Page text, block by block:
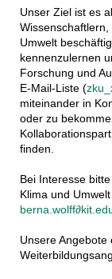
Unser Ziel ist es
Umwelt
kennenzulernen
Forschung und
E-Mail-Liste (
miteinander in
oder zu
finden.
Bei Interesse
Klima und
Unsere Angebote